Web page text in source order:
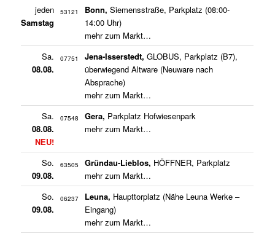
jeden
Samstag
53121 Bonn, Siemensstraße, Parkplatz (08:00-
14:00 Uhr)
mehr zum Markt…
Sa.
08.08.
07751 Jena-Isserstedt, GLOBUS, Parkplatz (B7),
überwiegend Altware (Neuware nach
Absprache)
mehr zum Markt…
Sa.
08.08.
NEU!
07548 Gera, Parkplatz Hofwiesenpark
mehr zum Markt…
So.
09.08.
63505 Gründau-Lieblos, HÖFFNER, Parkplatz
mehr zum Markt…
So.
09.08.
06237 Leuna, Haupttorplatz (Nähe Leuna Werke –
Eingang)
mehr zum Markt…